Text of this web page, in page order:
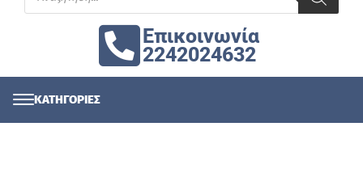
Επικοινωνία
2242024632